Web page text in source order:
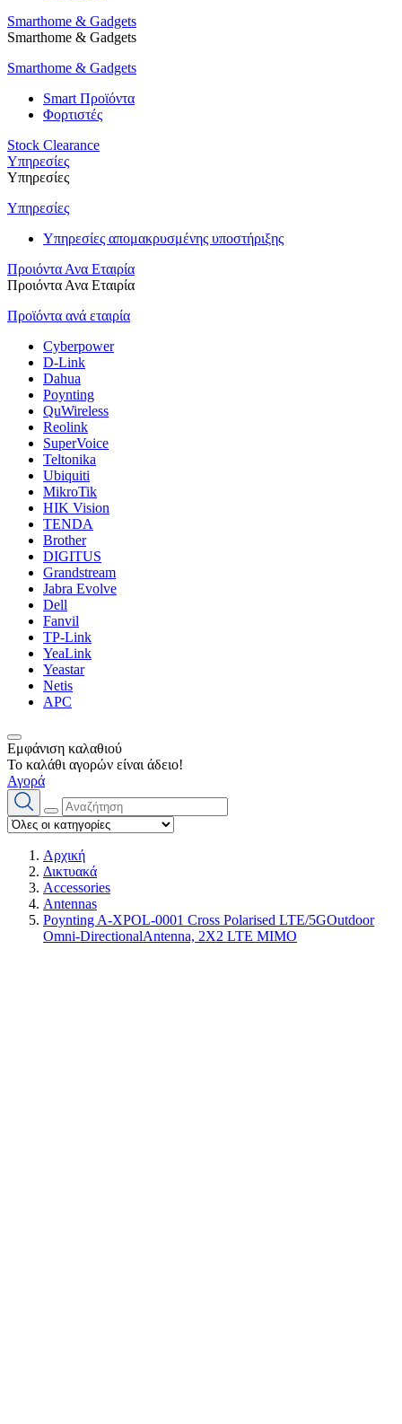
Smarthome & Gadgets
Smarthome & Gadgets
Smarthome & Gadgets
Smart Προϊόντα
Φορτιστές
Stock Clearance
Υπηρεσίες
Υπηρεσίες
Υπηρεσίες
Υπηρεσίες απομακρυσμένης υποστήριξης
Προιόντα Ανα Εταιρία
Προιόντα Ανα Εταιρία
Προϊόντα ανά εταιρία
Cyberpower
D-Link
Dahua
Poynting
QuWireless
Reolink
SuperVoice
Teltonika
Ubiquiti
MikroTik
HIK Vision
TENDA
Brother
DIGITUS
Grandstream
Jabra Evolve
Dell
Fanvil
TP-Link
YeaLink
Yeastar
Netis
APC
Εμφάνιση καλαθιού
Το καλάθι αγορών είναι άδειο!
Αγορά
Αρχική
Δικτυακά
Accessories
Antennas
Poynting A-XPOL-0001 Cross Polarised LTE/5GOutdoor
Omni-DirectionalAntenna, 2X2 LTE MIMO